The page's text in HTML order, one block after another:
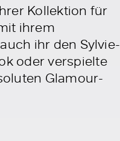
Kollektion für
ihrem
ihr den Sylvie-
oder verspielte
Glamour-